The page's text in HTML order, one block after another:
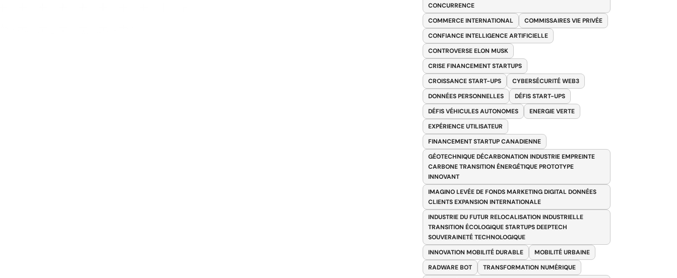
CONCURRENCE
COMMERCE INTERNATIONAL
COMMISSAIRES VIE PRIVÉE
CONFIANCE INTELLIGENCE ARTIFICIELLE
CONTROVERSE ELON MUSK
CRISE FINANCEMENT STARTUPS
CROISSANCE START-UPS
CYBERSÉCURITÉ WEB3
DONNÉES PERSONNELLES
DÉFIS START-UPS
DÉFIS VÉHICULES AUTONOMES
ENERGIE VERTE
EXPÉRIENCE UTILISATEUR
FINANCEMENT STARTUP CANADIENNE
GÉOTECHNIQUE DÉCARBONATION INDUSTRIE EMPREINTE
CARBONE TRANSITION ÉNERGÉTIQUE PROTOTYPE
INNOVANT
IMAGINO LEVÉE DE FONDS MARKETING DIGITAL DONNÉES
CLIENTS EXPANSION INTERNATIONALE
INDUSTRIE DU FUTUR RELOCALISATION INDUSTRIELLE
TRANSITION ÉCOLOGIQUE STARTUPS DEEPTECH
SOUVERAINETÉ TECHNOLOGIQUE
INNOVATION MOBILITÉ DURABLE
MOBILITÉ URBAINE
RADWARE BOT
TRANSFORMATION NUMÉRIQUE